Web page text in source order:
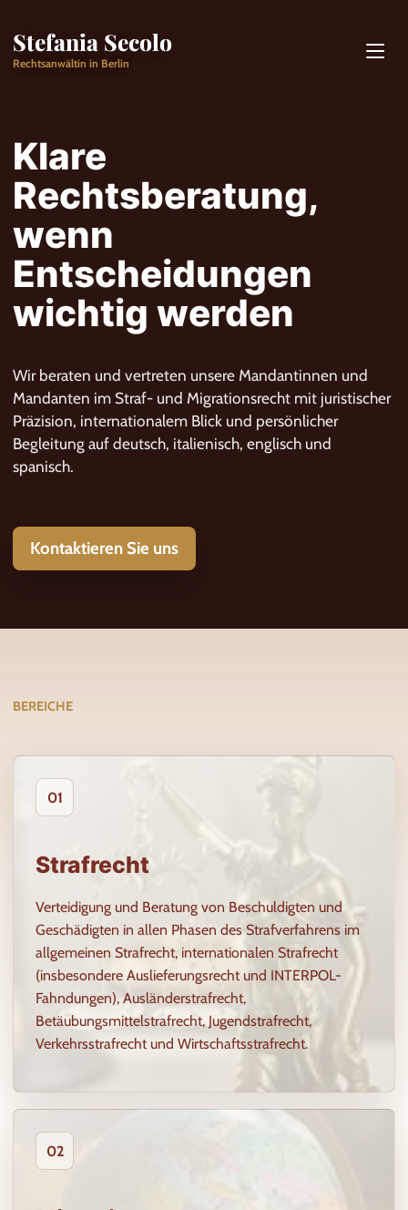
Stefania Secolo
Rechtsanwältin in Berlin
Klare
Rechtsberatung,
wenn
Entscheidungen
wichtig werden
Wir beraten und vertreten unsere Mandantinnen und
Mandanten im Straf- und Migrationsrecht mit juristischer
Präzision, internationalem Blick und persönlicher
Begleitung auf deutsch, italienisch, englisch und
spanisch.
Kontaktieren Sie uns
BEREICHE
01
Strafrecht
Verteidigung und Beratung von Beschuldigten und
Geschädigten in allen Phasen des Strafverfahrens im
allgemeinen Strafrecht, internationalen Strafrecht
(insbesondere Auslieferungsrecht und INTERPOL-
Fahndungen), Ausländerstrafrecht,
Betäubungsmittelstrafrecht, Jugendstrafrecht,
Verkehrsstrafrecht und Wirtschaftsstrafrecht.
02